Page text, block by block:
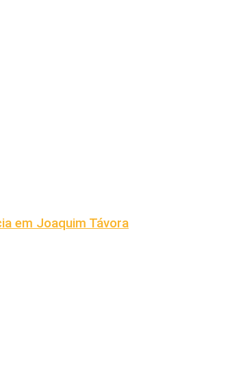
em Joaquim Távora